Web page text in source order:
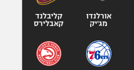
אורלנדו
מג'יק
קליבלנד
קאבלירס